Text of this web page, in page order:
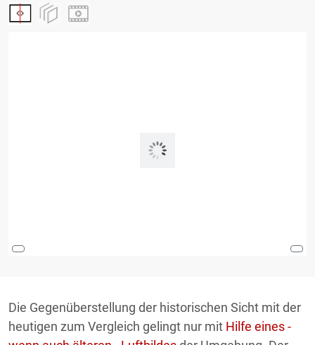
Die Gegenüberstellung der historischen Sicht mit der
heutigen zum Vergleich gelingt nur mit Hilfe eines -